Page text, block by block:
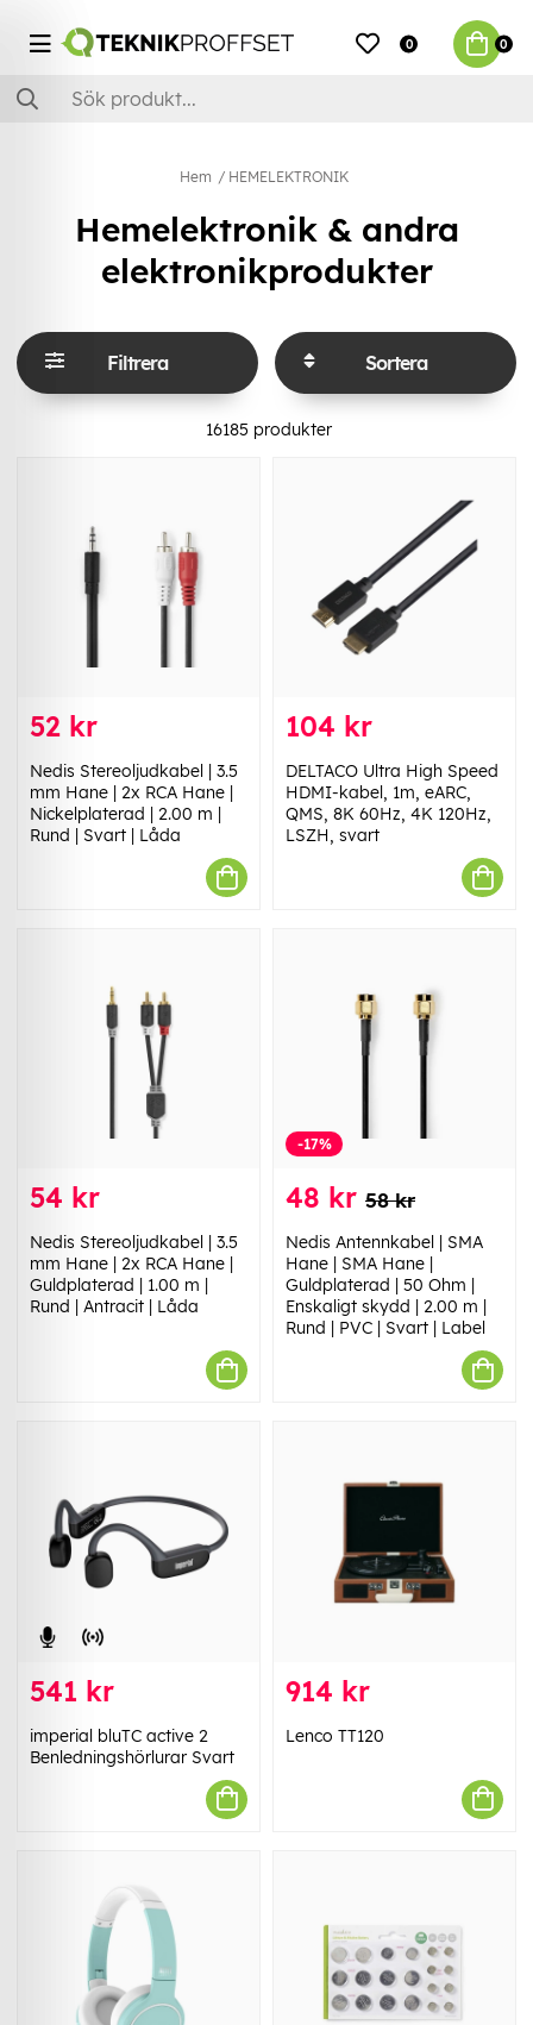
0 0
Hem HEMELEKTRONIK
Hemelektronik & andra
elektronikprodukter
Filtrera Sortera
16185 produkter
52 kr
Nedis Stereoljudkabel | 3.5
mm Hane | 2x RCA Hane |
Nickelplaterad | 2.00 m |
Rund | Svart | Låda
104 kr
DELTACO Ultra High Speed
HDMI-kabel, 1m, eARC,
QMS, 8K 60Hz, 4K 120Hz,
LSZH, svart
54 kr
Nedis Stereoljudkabel | 3.5
mm Hane | 2x RCA Hane |
Guldplaterad | 1.00 m |
Rund | Antracit | Låda
-17%
48 kr 58 kr
Nedis Antennkabel | SMA
Hane | SMA Hane |
Guldplaterad | 50 Ohm |
Enskaligt skydd | 2.00 m |
Rund | PVC | Svart | Label
541 kr
imperial bluTC active 2
Benledningshörlurar Svart
914 kr
Lenco TT120